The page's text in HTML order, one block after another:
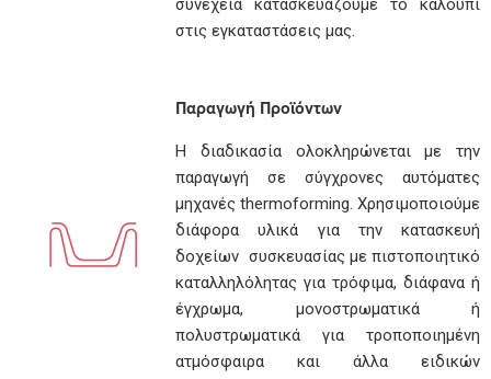
συνέχεια κατασκευάζουμε το καλούπι
στις εγκαταστάσεις μας.
Παραγωγή Προϊόντων
Η διαδικασία ολοκληρώνεται με την
παραγωγή σε σύγχρονες αυτόματες
μηχανές thermoforming. Χρησιμοποιούμε
διάφορα υλικά για την κατασκευή
δοχείων συσκευασίας με πιστοποιητικό
καταλληλόλητας για τρόφιμα, διάφανα ή
έγχρωμα, μονοστρωματικά ή
πολυστρωματικά για τροποποιημένη
ατμόσφαιρα και άλλα ειδικών